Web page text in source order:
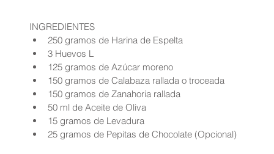
INGREDIENTES
250 gramos de Harina de Espelta
3 Huevos L
125 gramos de Azúcar moreno
150 gramos de Calabaza rallada o troceada
150 gramos de Zanahoria rallada
50 ml de Aceite de Oliva
15 gramos de Levadura
25 gramos de Pepitas de Chocolate (Opcional)